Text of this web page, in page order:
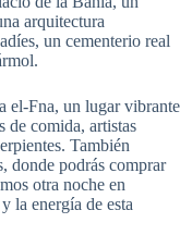
arquitectura
un cementerio real
el-Fna, un lugar vibrante
de comida, artistas
También
donde podrás comprar
otra noche en
la energía de esta